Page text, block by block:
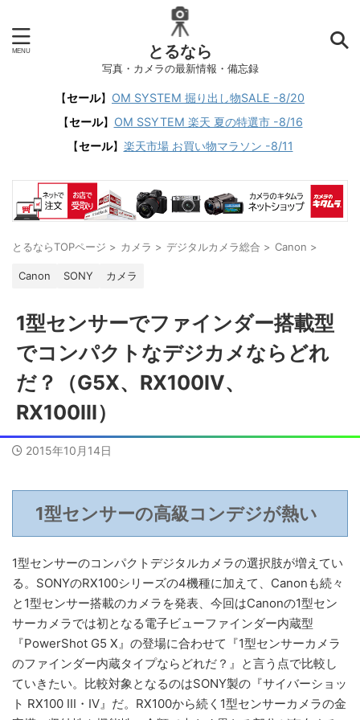
とるなら
写真・カメラの最新情報・備忘録
【セール】 OM SYSTEM 掘り出し物SALE -8/20
【セール】 OM SSYTEM 楽天 夏の特選市 -8/16
【セール】 楽天市場 お買い物マラソン -8/11
とるならTOPページ > カメラ > デジタルカメラ総合 > Canon >
Canon SONY カメラ
1型センサーでファインダー搭載型
でコンパクトなデジカメならどれ
だ？（G5X、RX100IV、
RX100III）
2015年10月14日
1型センサーの高級コンデジが熱い
1型センサーのコンパクトデジタルカメラの選択肢が増えてい
る。SONYのRX100シリーズの4機種に加えて、Canonも続々
と1型センサー搭載のカメラを発表、今回はCanonの1型セン
サーカメラでは初となる電子ビューファインダー内蔵型
『PowerShot G5 X』の登場に合わせて『1型センサーカメラ
のファインダー内蔵タイプならどれだ？』と言う点で比較し
ていきたい。 比較対象となるのはSONY製の『サイバーショッ
ト RX100 III・IV』だ。RX100から続く1型センサーカメラの金